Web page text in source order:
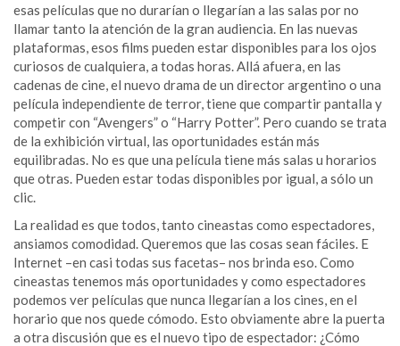
esas películas que no durarían o llegarían a las salas por no
llamar tanto la atención de la gran audiencia. En las nuevas
plataformas, esos films pueden estar disponibles para los ojos
curiosos de cualquiera, a todas horas. Allá afuera, en las
cadenas de cine, el nuevo drama de un director argentino o una
película independiente de terror, tiene que compartir pantalla y
competir con “Avengers” o “Harry Potter”. Pero cuando se trata
de la exhibición virtual, las oportunidades están más
equilibradas. No es que una película tiene más salas u horarios
que otras. Pueden estar todas disponibles por igual, a sólo un
clic.
La realidad es que todos, tanto cineastas como espectadores,
ansiamos comodidad. Queremos que las cosas sean fáciles. E
Internet –en casi todas sus facetas– nos brinda eso. Como
cineastas tenemos más oportunidades y como espectadores
podemos ver películas que nunca llegarían a los cines, en el
horario que nos quede cómodo. Esto obviamente abre la puerta
a otra discusión que es el nuevo tipo de espectador: ¿Cómo